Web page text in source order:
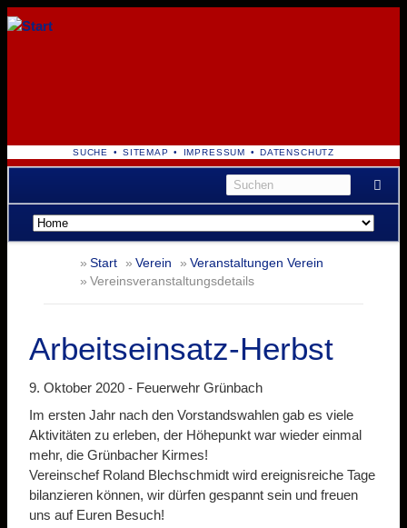
NAVIGATION
ÜBERSPRINGEN
SUCHE SITEMAP IMPRESSUM DATENSCHUTZ
Navigation
überspringen
Start Verein
Veranstaltungen Verein
Vereinsveranstaltungsdetails
Arbeitseinsatz-Herbst
9. Oktober 2020 - Feuerwehr Grünbach
Im ersten Jahr nach den Vorstandswahlen gab es viele
Aktivitäten zu erleben, der Höhepunkt war wieder einmal
mehr, die Grünbacher Kirmes!
Vereinschef Roland Blechschmidt wird ereignisreiche Tage
bilanzieren können, wir dürfen gespannt sein und freuen
uns auf Euren Besuch!